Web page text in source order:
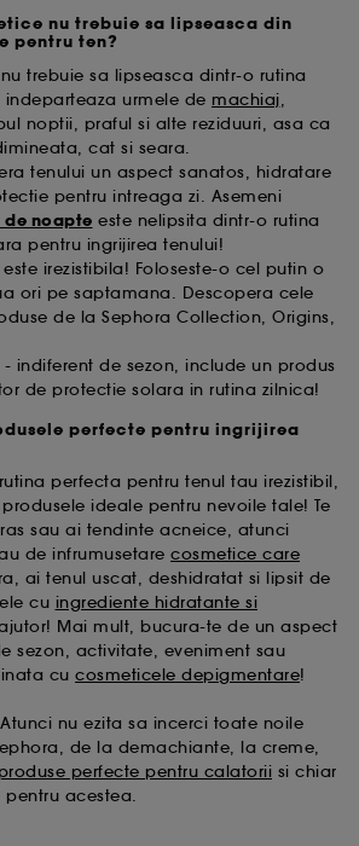
nu trebuie sa lipseasca din
pentru ten?
trebuie sa lipseasca dintr-o rutina
urmele de machiaj,
noptii, praful si alte reziduuri, asa ca
cat si seara.
tenului un aspect sanatos, hidratare
pentru intreaga zi. Asemeni
noapte este nelipsita dintr-o rutina
pentru ingrijirea tenului!
irezistibila! Foloseste-o cel putin o
ori pe saptamana. Descopera cele
de la Sephora Collection, Origins,
- indiferent de sezon, include un produs
de protectie solara in rutina zilnica!
perfecte pentru ingrijirea
perfecta pentru tenul tau irezistibil,
ideale pentru nevoile tale! Te
sau ai tendinte acneice, atunci
de infrumusetare cosmetice care
ai tenul uscat, deshidratat si lipsit de
cu ingrediente hidratante si
Mai mult, bucura-te de un aspect
sezon, activitate, eveniment sau
cu cosmeticele depigmentare!
nu ezita sa incerci toate noile
de la demachiante, la creme,
produse perfecte pentru calatorii si chiar
acestea.